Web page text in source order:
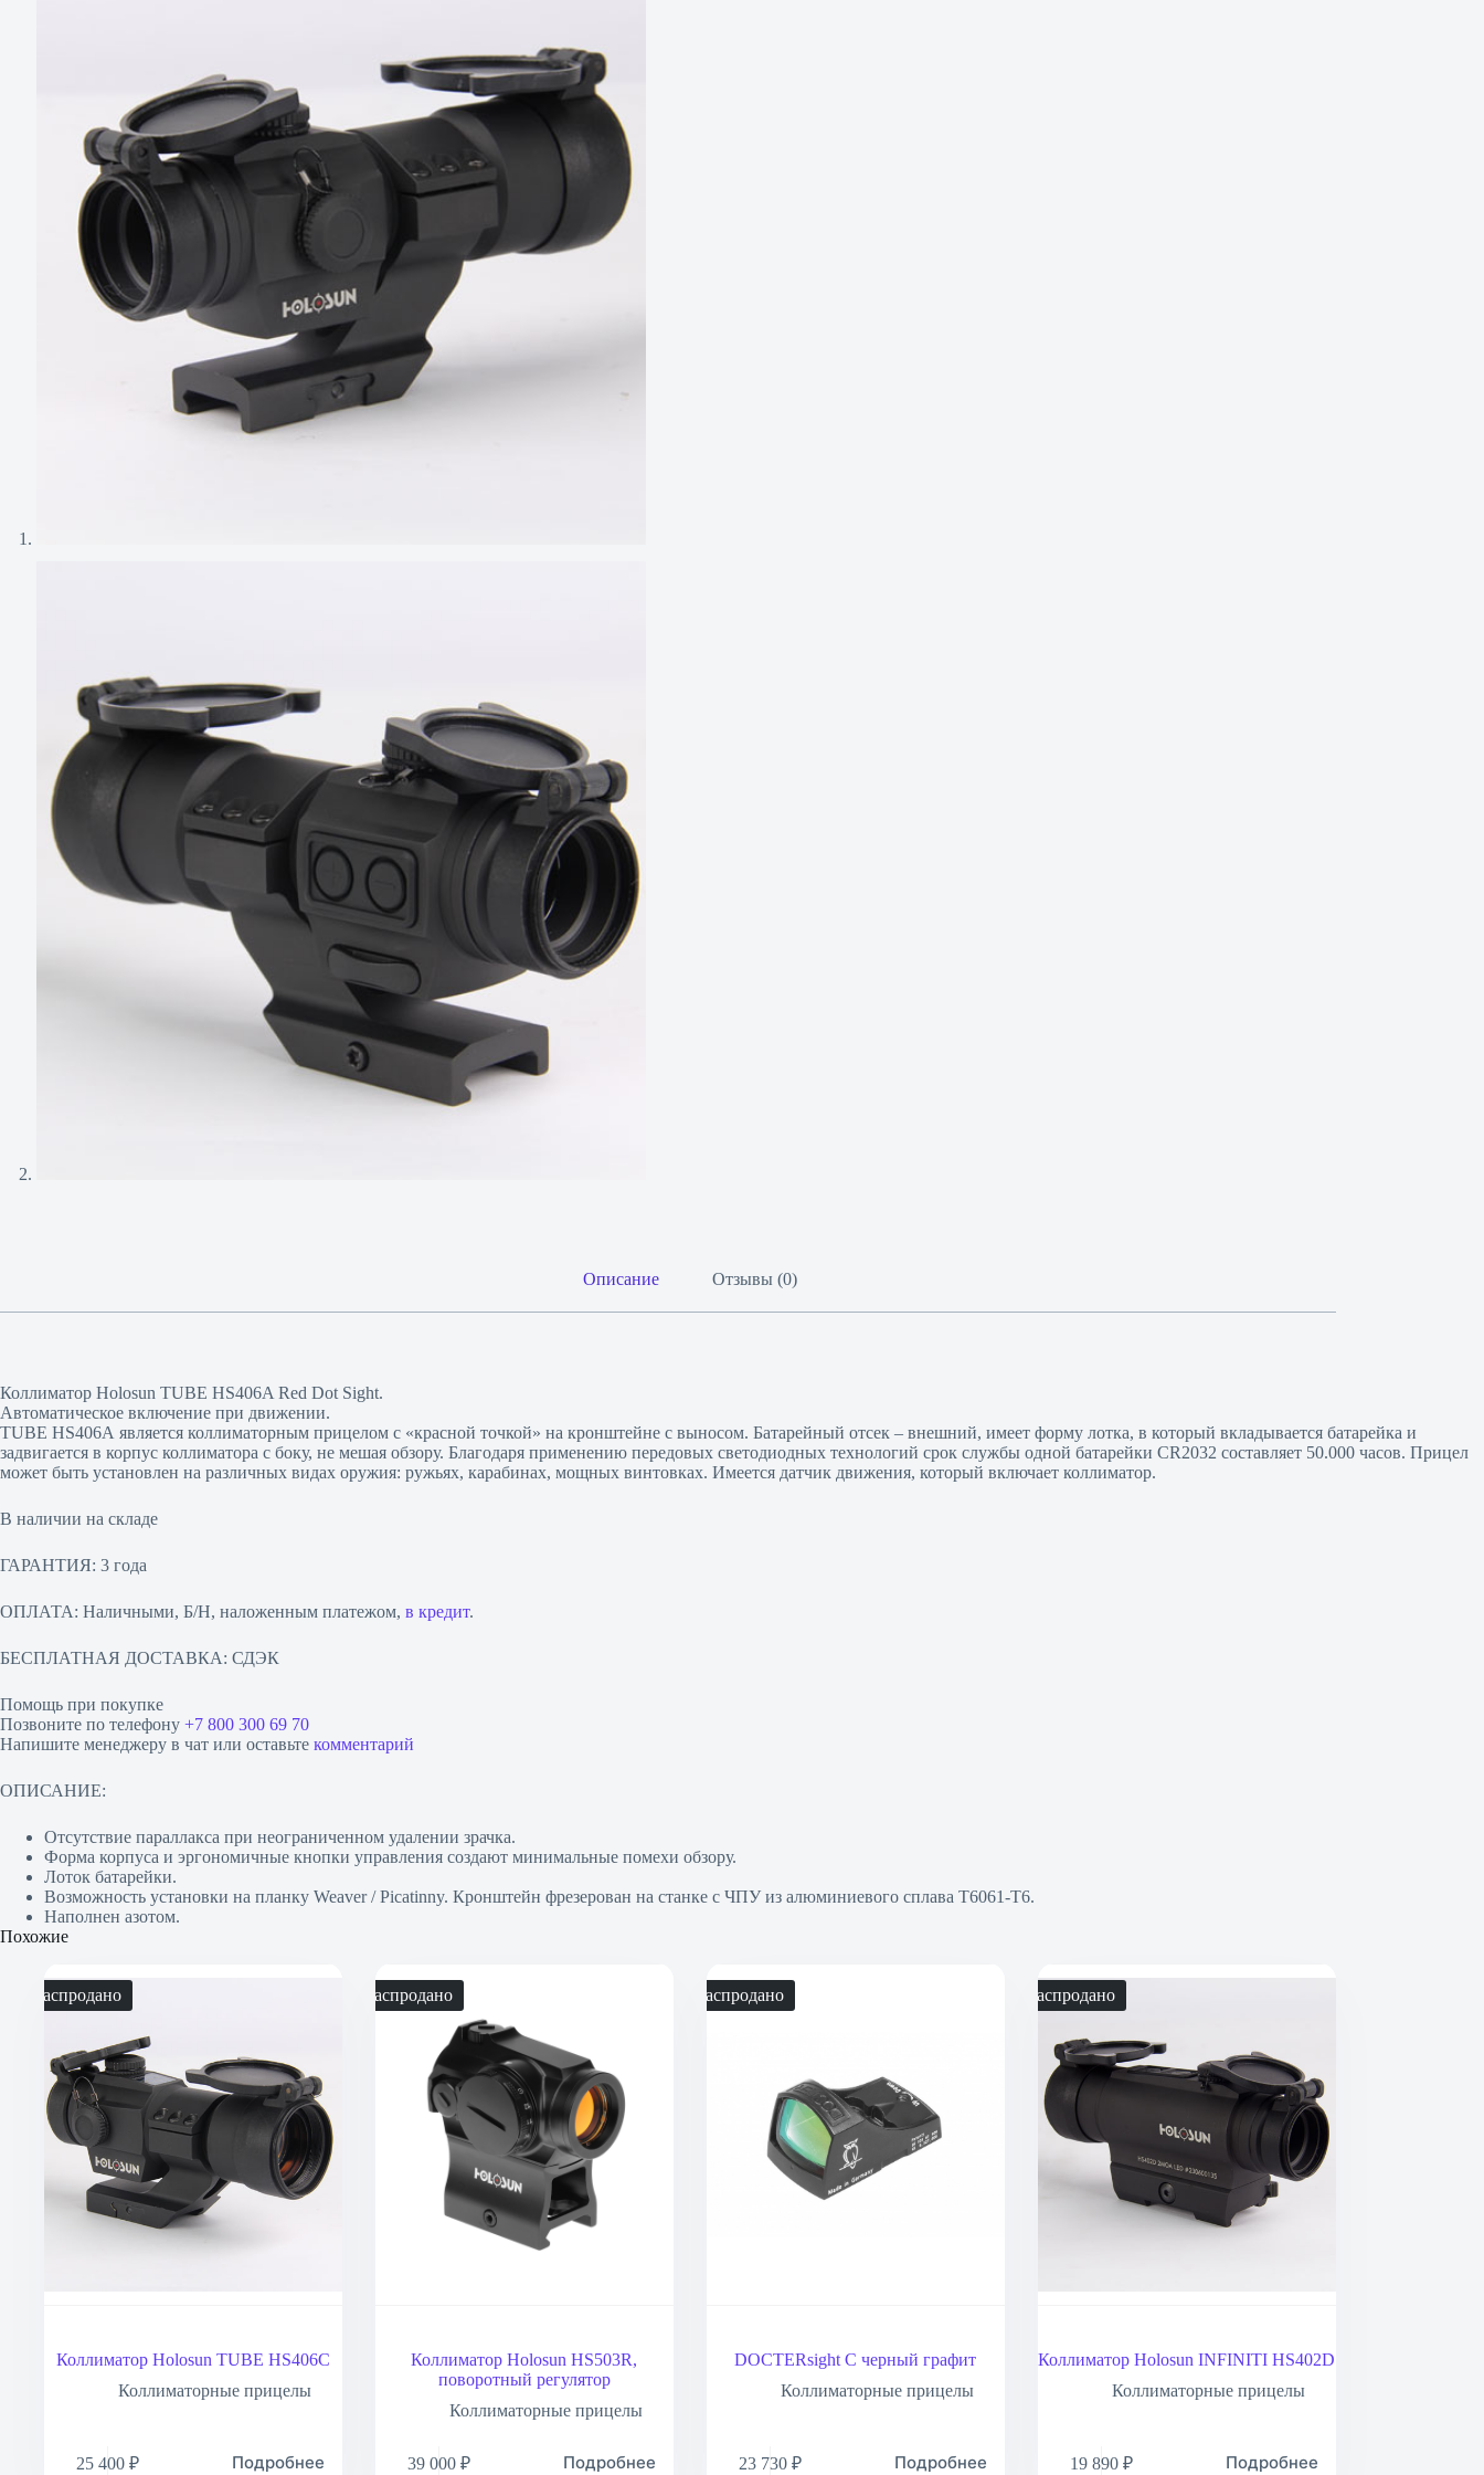
Описание Отзывы (0)
Коллиматор Holosun TUBE HS406A Red Dot Sight.
Автоматическое включение при движении.
TUBE HS406А является коллиматорным прицелом с «красной точкой» на кронштейне с выносом. Батарейный отсек – внешний, имеет форму лотка, в который вкладывается батарейка и
задвигается в корпус коллиматора с боку, не мешая обзору. Благодаря применению передовых светодиодных технологий срок службы одной батарейки CR2032 составляет 50.000 часов. Прицел
может быть установлен на различных видах оружия: ружьях, карабинах, мощных винтовках. Имеется датчик движения, который включает коллиматор.
В наличии на складе
ГАРАНТИЯ: 3 года
ОПЛАТА: Наличными, Б/Н, наложенным платежом, в кредит.
БЕСПЛАТНАЯ ДОСТАВКА: СДЭК
Помощь при покупке
Позвоните по телефону +7 800 300 69 70
Напишите менеджеру в чат или оставьте комментарий
ОПИСАНИЕ:
Отсутствие параллакса при неограниченном удалении зрачка.
Форма корпуса и эргономичные кнопки управления создают минимальные помехи обзору.
Лоток батарейки.
Возможность установки на планку Weaver / Picatinny. Кронштейн фрезерован на станке с ЧПУ из алюминиевого сплава Т6061-Т6.
Наполнен азотом.
Похожие
Распродано
Коллиматор Holosun TUBE HS406C
Коллиматорные прицелы
25 400 ₽ Подробнее
Распродано
Коллиматор Holosun HS503R,
поворотный регулятор
Коллиматорные прицелы
39 000 ₽ Подробнее
Распродано
DOCTERsight C черный графит
Коллиматорные прицелы
23 730 ₽ Подробнее
Распродано
Коллиматор Holosun INFINITI HS402D
Коллиматорные прицелы
19 890 ₽ Подробнее